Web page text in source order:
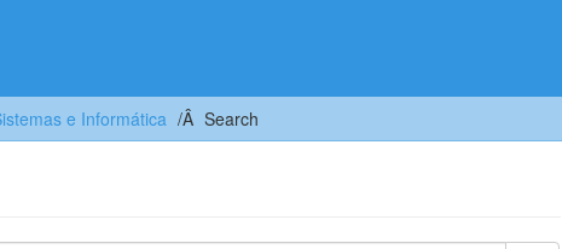
e Informática Search